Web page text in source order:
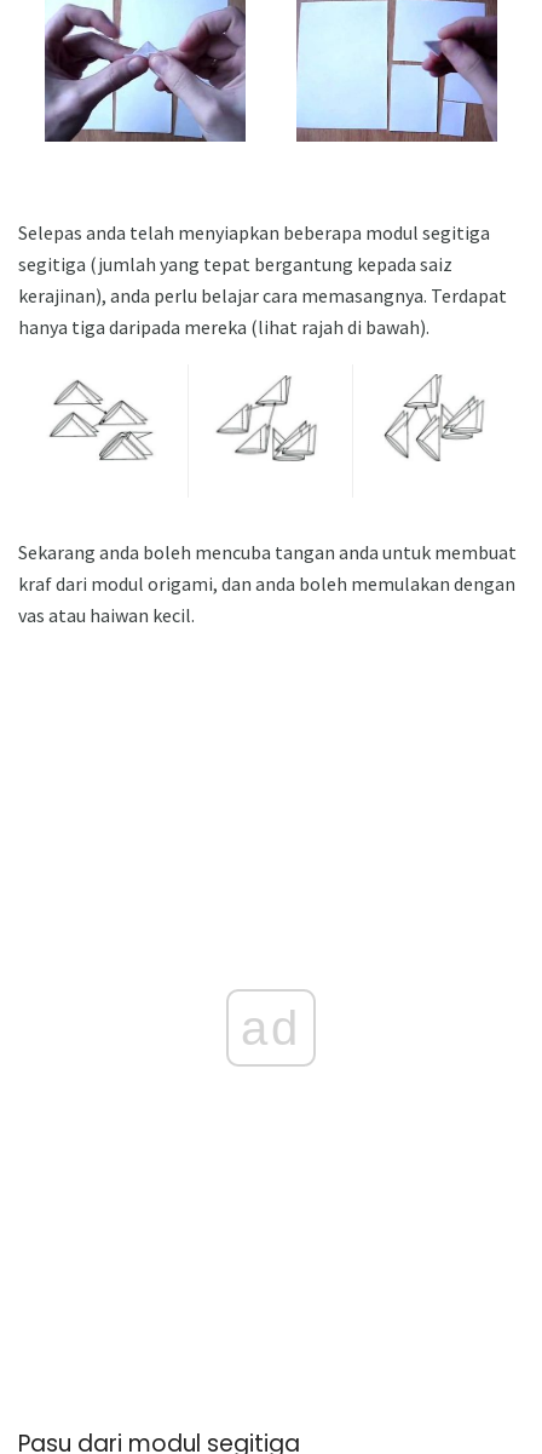
Selepas anda telah menyiapkan beberapa modul segitiga
segitiga (jumlah yang tepat bergantung kepada saiz
kerajinan), anda perlu belajar cara memasangnya. Terdapat
hanya tiga daripada mereka (lihat rajah di bawah).
Sekarang anda boleh mencuba tangan anda untuk membuat
kraf dari modul origami, dan anda boleh memulakan dengan
vas atau haiwan kecil.
ad
Pasu dari modul segitiga